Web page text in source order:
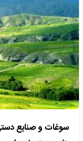
سوغات و صنایع